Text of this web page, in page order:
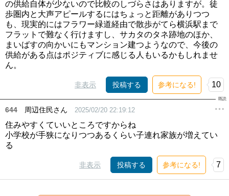
の供給自体が少ないので比較のしづらさはありますが。徒
歩圏内と大声アピールするにはちょっと距離がありつつ
も、現実的にはフラワー緑道経由で散歩がてら横浜駅まで
フラットで難なく行けますし、サカタのタネ跡地のほか、
まいばすの向かいにもマンション建つようなので、今後の
供給がある点はポジティブに感じる人もいるかもしれませ
ん。
非表示 投稿する 参考になる! 10
644 周辺住民さん 2025/02/20 22:19:12
住みやすくていいところですからね
小学校が手狭になりつつあるくらい子連れ家族が増えてい
る
非表示 投稿する 参考になる! 7